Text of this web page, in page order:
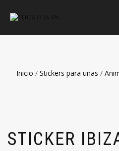
Inicio / Stickers para uñas /
STICKER